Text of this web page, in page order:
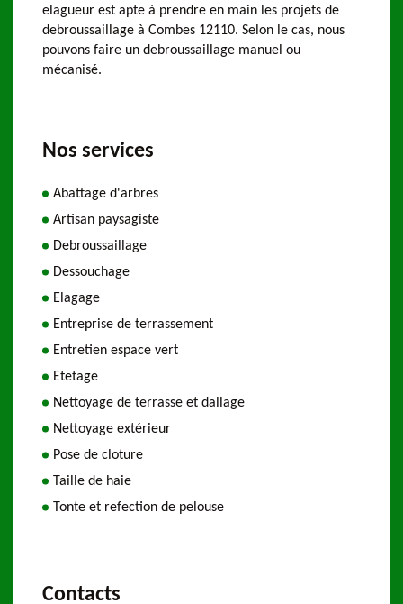
elagueur est apte à prendre en main les projets de
debroussaillage à Combes 12110. Selon le cas, nous
pouvons faire un debroussaillage manuel ou
mécanisé.
Nos services
Abattage d'arbres
Artisan paysagiste
Debroussaillage
Dessouchage
Elagage
Entreprise de terrassement
Entretien espace vert
Etetage
Nettoyage de terrasse et dallage
Nettoyage extérieur
Pose de cloture
Taille de haie
Tonte et refection de pelouse
Contacts